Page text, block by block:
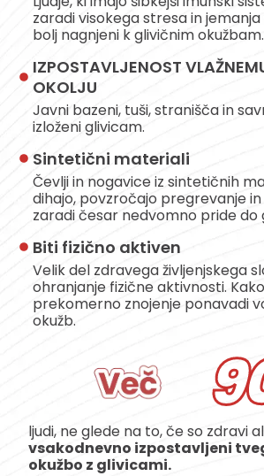
zaradi visokega stresa in jemanja
bolj nagnjeni k glivičnim okužbam.
IZPOSTAVLJENOST
OKOLJU
Javni bazeni, tuši, stranišča in
izloženi glivicam.
Sintetični materiali
Čevlji in nogavice iz sintetičnih
dihajo, povzročajo pregrevanje
zaradi česar nedvomno pride do
Biti fizično aktiven
Velik del zdravega življenjskega
ohranjanje fizične aktivnosti.
prekomerno znojenje ponavadi
okužb.
ljudi, ne glede na to, če so zdravi
vsakodnevno izpostavljeni
okužbo z glivicami.